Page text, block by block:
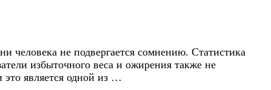
человека не подвергается сомнению. Статистика
избыточного веса и ожирения также не
это является одной из …